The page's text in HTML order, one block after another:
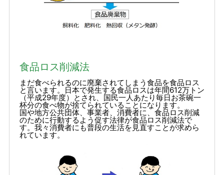
食品ロス削減法
まだ食べられるのに廃棄されてしまう食品を食品ロス
と言います。日本で発生する食品ロスは年間612万トン
（平成29年度）とされ、国民一人あたり毎日お茶碗一
杯分の食べ物が捨てられていることになります。
国や地方公共団体、事業者、消費者に、食品ロス削減
のために行動するよう促す法律が食品ロス削減法で
す。我々消費者にも普段の生活を見直すことが求めら
れています。